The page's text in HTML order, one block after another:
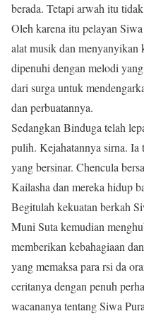
berada. Tetapi arwah itu
Oleh karena itu pelayan
alat musik dan
dipenuhi dengan melodi
dari surga untuk
dan perbuatannya.
Sedangkan Binduga telah
pulih. Kejahatannya sirna.
yang bersinar. Chencula
Kailasha dan mereka hidup
Begitulah kekuatan berkah
Muni Suta kemudian
memberikan kebahagiaan
yang memaksa para rsi da
ceritanya dengan penuh
wacananya tentang Siwa